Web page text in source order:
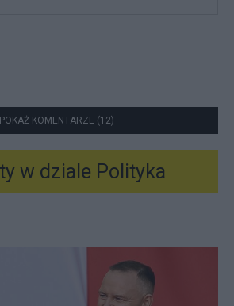
POKAŻ KOMENTARZE (12)
w dziale Polityka